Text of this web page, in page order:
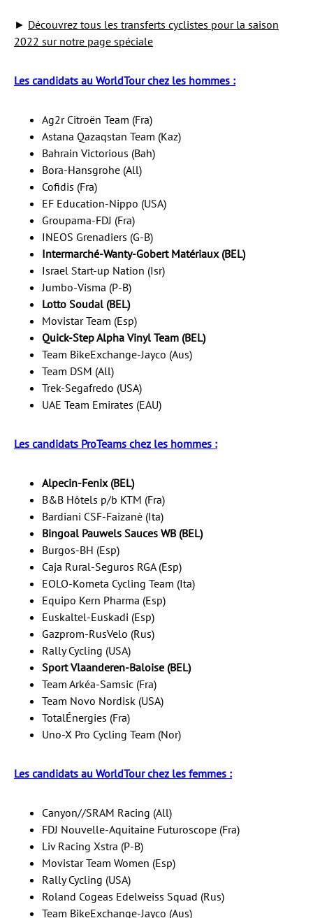
► Découvrez tous les transferts cyclistes pour la saison
2022 sur notre page spéciale
Les candidats au WorldTour chez les hommes :
Ag2r Citroën Team (Fra)
Astana Qazaqstan Team (Kaz)
Bahrain Victorious (Bah)
Bora-Hansgrohe (All)
Cofidis (Fra)
EF Education-Nippo (USA)
Groupama-FDJ (Fra)
INEOS Grenadiers (G-B)
Intermarché-Wanty-Gobert Matériaux (BEL)
Israel Start-up Nation (Isr)
Jumbo-Visma (P-B)
Lotto Soudal (BEL)
Movistar Team (Esp)
Quick-Step Alpha Vinyl Team (BEL)
Team BikeExchange-Jayco (Aus)
Team DSM (All)
Trek-Segafredo (USA)
UAE Team Emirates (EAU)
Les candidats ProTeams chez les hommes :
Alpecin-Fenix (BEL)
B&B Hôtels p/b KTM (Fra)
Bardiani CSF-Faizanè (Ita)
Bingoal Pauwels Sauces WB (BEL)
Burgos-BH (Esp)
Caja Rural-Seguros RGA (Esp)
EOLO-Kometa Cycling Team (Ita)
Equipo Kern Pharma (Esp)
Euskaltel-Euskadi (Esp)
Gazprom-RusVelo (Rus)
Rally Cycling (USA)
Sport Vlaanderen-Baloise (BEL)
Team Arkéa-Samsic (Fra)
Team Novo Nordisk (USA)
TotalÉnergies (Fra)
Uno-X Pro Cycling Team (Nor)
Les candidats au WorldTour chez les femmes :
Canyon//SRAM Racing (All)
FDJ Nouvelle-Aquitaine Futuroscope (Fra)
Liv Racing Xstra (P-B)
Movistar Team Women (Esp)
Rally Cycling (USA)
Roland Cogeas Edelweiss Squad (Rus)
Team BikeExchange-Jayco (Aus)